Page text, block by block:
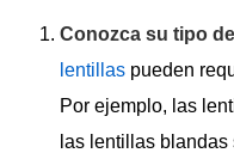
Conozca su tipo
lentillas pueden
Por ejemplo, las
las lentillas